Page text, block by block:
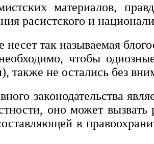
материалов,
расистского и
несет так называемая
чтобы
также не остались без
законодательства
оно может
в